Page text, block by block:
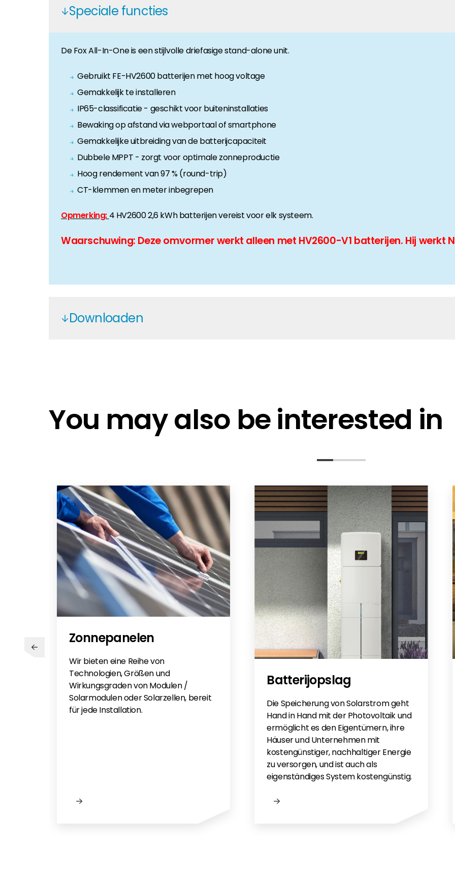
HuiseigenaarSpeciale functies
De Fox All-In-One is een stijlvolle driefasige stand-alone unit.
Gebruikt FE-HV2600 batterijen met hoog voltage
Gemakkelijk te installeren
IP65-classificatie - geschikt voor buiteninstallaties
Bewaking op afstand via webportaal of smartphone
Gemakkelijke uitbreiding van de batterijcapaciteit
Dubbele MPPT - zorgt voor optimale zonneproductie
Hoog rendement van 97 % (round-trip)
CT-klemmen en meter inbegrepen
Opmerking: 4 HV2600 2,6 kWh batterijen vereist voor elk systeem.
Waarschuwing: Deze omvormer werkt alleen met HV2600-V1 batterijen. Hij werkt
Downloaden
Fox AIO 3PH DE
Batterieadressierung
Zähleranschluss Schemata
WiFi-Stick
AIO-3PH-5-10 EN
Fox-ESS-Hinweise- DE
FOX ESS Cyber Security
Why Fox?
Fox Battery Sizing Guide EN
Fox ESS 3PH Meter Schematic EN
You may also be interested in
Zonnepanelen
Wir bieten eine Reihe von
Technologien, Größen und
Wirkungsgraden von Modulen /
Solarmodulen oder Solarzellen, bereit
für jede Installation.
Batterijopslag
Die Speicherung von Solarstrom geht
Hand in Hand mit der Photovoltaik und
ermöglicht es den Eigentümern, ihre
Häuser und Unternehmen mit
kostengünstiger, nachhaltiger Energie
zu versorgen, und ist auch als
eigenständiges System kostengünstig.